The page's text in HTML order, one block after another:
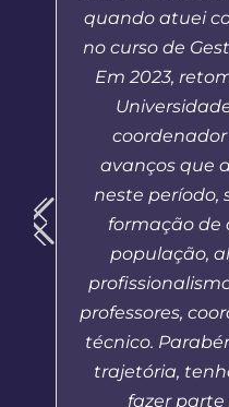
quando atuei
no curso de
Em 2023,
coordenador
avanços que
neste período,
formação de
população,
professores,
técnico.
trajetória,
fazer parte